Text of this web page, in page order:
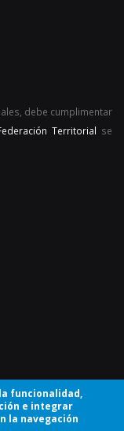
debe cumplimentar
Territorial se
funcionalidad,
e integrar
la navegación